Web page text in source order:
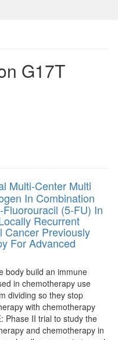
G17T
Multi-Center Multi
In Combination
(5-FU) In
Recurrent
Cancer Previously
For Advanced
body build an immune
in chemotherapy use
dividing so they stop
with chemotherapy
Phase II trial to study the
and chemotherapy in